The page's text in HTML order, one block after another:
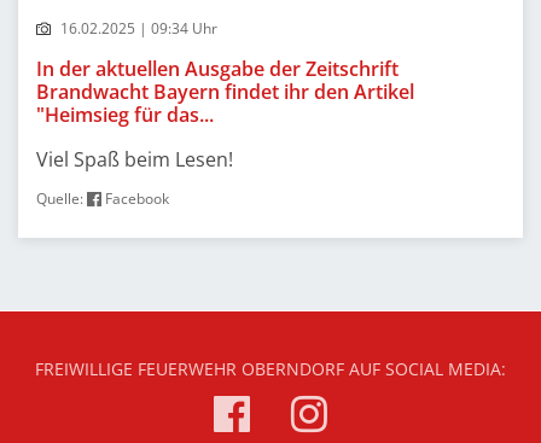
16.02.2025 | 09:34 Uhr
In der aktuellen Ausgabe der Zeitschrift
Brandwacht Bayern findet ihr den Artikel
"Heimsieg für das...
Viel Spaß beim Lesen!
Quelle: Facebook
FREIWILLIGE FEUERWEHR OBERNDORF AUF SOCIAL MEDIA: